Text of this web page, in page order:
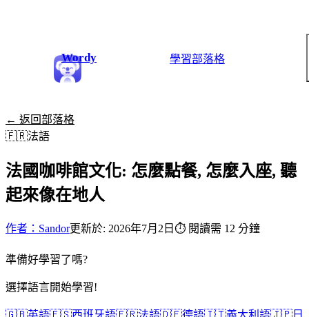
Wordy 學習部落格
← 返回部落格
🇫🇷法語
法國咖啡館文化: 怎麼點餐, 怎麼入座, 聽
起來像在地人
作者：Sandor更新於: 2026年7月2日 ⏱ 閱讀需 12 分鐘
準備好學習了嗎?
選擇語言開始學習!
🇬🇧英語🇪🇸西班牙語🇫🇷法語🇩🇪德語🇮🇹義大利語🇯🇵 日